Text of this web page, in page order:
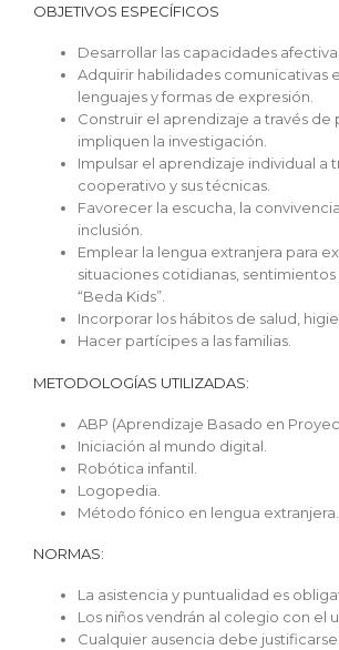
OBJETIVOS ESPECÍFICOS
Desarrollar las capacidades
Adquirir habilidades comunicativas
lenguajes y formas de expresión.
Construir el aprendizaje a través de
impliquen la investigación.
Impulsar el aprendizaje individual a
cooperativo y sus técnicas.
Favorecer la escucha, la
inclusión.
Emplear la lengua extranjera para
situaciones cotidianas,
“Beda Kids”.
Incorporar los hábitos de salud,
Hacer partícipes a las familias.
METODOLOGÍAS UTILIZADAS:
ABP (Aprendizaje Basado en
Iniciación al mundo digital.
Robótica infantil.
Logopedia.
Método fónico en lengua extranjera.
NORMAS:
La asistencia y puntualidad es
Los niños vendrán al colegio con el
Cualquier ausencia debe